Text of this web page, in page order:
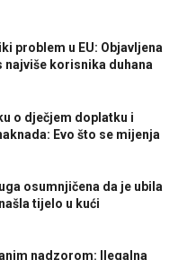
problem u EU: Objavljena
najviše korisnika duhana
o dječjem doplatku i
Evo što se mijenja
osumnjičena da je ubila
tijelo u kući
nadzorom: Ilegalna